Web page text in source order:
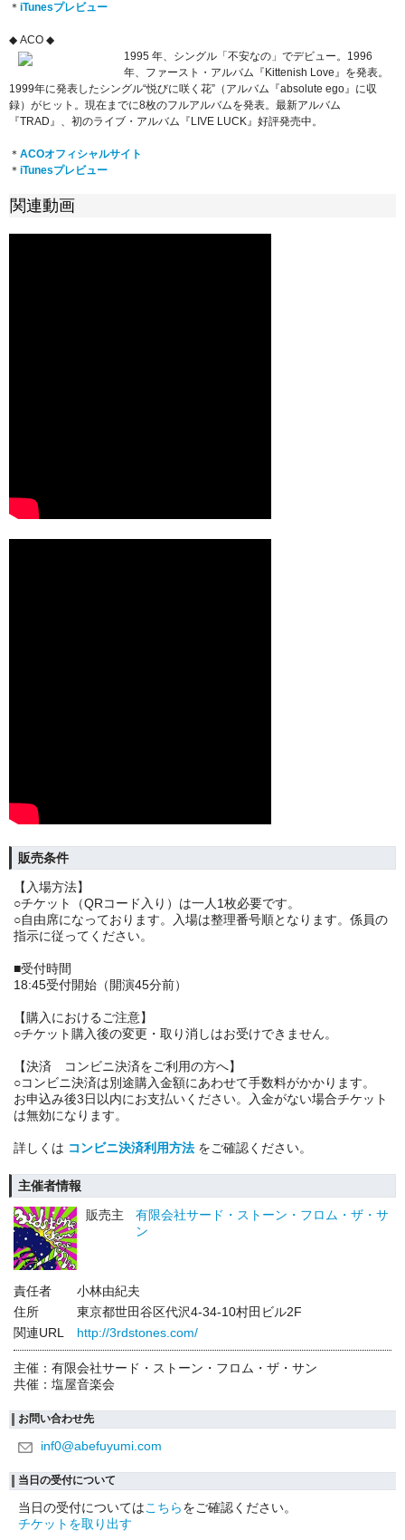
＊ iTunesプレビュー
◆ ACO ◆
1995 年、シングル「不安なの」でデビュー。1996
年、ファースト・アルバム『Kittenish Love』を発表。
1999年に発表したシングル“悦びに咲く花”（アルバム『absolute ego』に収
録）がヒット。現在までに8枚のフルアルバムを発表。最新アルバム
『TRAD』、初のライブ・アルバム『LIVE LUCK』好評発売中。
＊ ACOオフィシャルサイト
＊ iTunesプレビュー
関連動画
販売条件
【入場方法】
○チケット（QRコード入り）は一人1枚必要です。
○自由席になっております。入場は整理番号順となります。係員の
指示に従ってください。
■受付時間
18:45受付開始（開演45分前）
【購入におけるご注意】
○チケット購入後の変更・取り消しはお受けできません。
【決済 コンビニ決済をご利用の方へ】
○コンビニ決済は別途購入金額にあわせて手数料がかかります。
お申込み後3日以内にお支払いください。入金がない場合チケット
は無効になります。
詳しくは コンビニ決済利用方法 をご確認ください。
主催者情報
販売主
有限会社サード・ストーン・フロム・ザ・サ
ン
責任者
小林由紀夫
住所
東京都世田谷区代沢4-34-10村田ビル2F
関連URL
http://3rdstones.com/
主催：有限会社サード・ストーン・フロム・ザ・サン
共催：塩屋音楽会
お問い合わせ先
inf0@abefuyumi.com
当日の受付について
当日の受付についてはこちらをご確認ください。
チケットを取り出す